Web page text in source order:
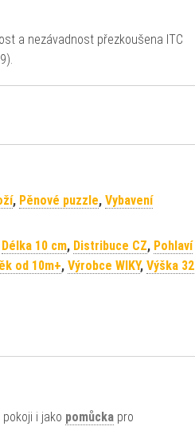
a nezávadnost přezkoušena ITC
, Pěnové puzzle, Vybavení
Délka 10 cm, Distribuce CZ, Pohlaví
od 10m+, Výrobce WIKY, Výška 32
i jako pomůcka pro